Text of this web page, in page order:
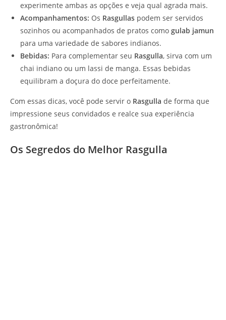
experimente ambas as opções e veja qual agrada mais.
Acompanhamentos: Os Rasgullas podem ser servidos
sozinhos ou acompanhados de pratos como gulab jamun
para uma variedade de sabores indianos.
Bebidas: Para complementar seu Rasgulla, sirva com um
chai indiano ou um lassi de manga. Essas bebidas
equilibram a doçura do doce perfeitamente.
Com essas dicas, você pode servir o Rasgulla de forma que
impressione seus convidados e realce sua experiência
gastronômica!
Os Segredos do Melhor Rasgulla